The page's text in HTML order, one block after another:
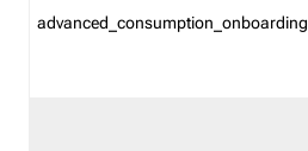
advanced_consumption_onboarding